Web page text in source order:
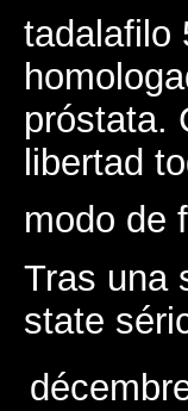
tadalafilo
próstata.
libertad
modo de
Tras una
state